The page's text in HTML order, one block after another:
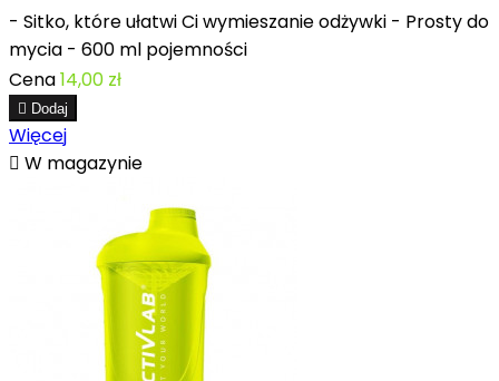
- Sitko, które ułatwi Ci wymieszanie odżywki - Prosty do
mycia - 600 ml pojemności
Cena14,00 zł
 Dodaj
Więcej
 W magazynie